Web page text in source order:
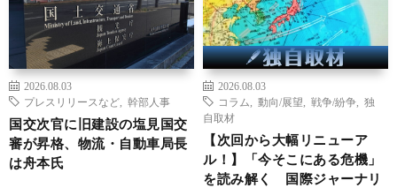
2026.08.03
プレスリリースなど
幹部人事
国交次官に旧建設の塩見国交
審が昇格、物流・自動車局長
は舟本氏
2026.08.03
コラム
動向/展望 戦争/紛争
独
自取材
【次回から大幅リニューア
ル！】「今そこにある危機」
を読み解く 国際ジャーナリ